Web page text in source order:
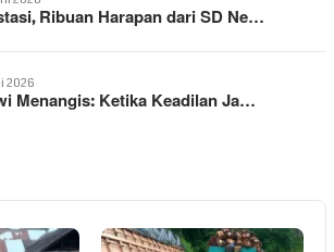
Ribuan Harapan dari SD Ne…
2026
Menangis: Ketika Keadilan Ja…